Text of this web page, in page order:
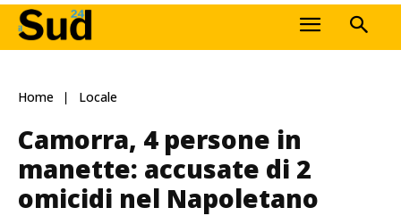
Home Locale
Camorra, 4 persone in
manette: accusate di 2
omicidi nel Napoletano